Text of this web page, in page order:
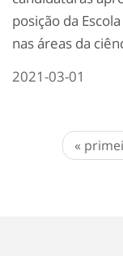
posição da
nas áreas da
2021-03-01
«